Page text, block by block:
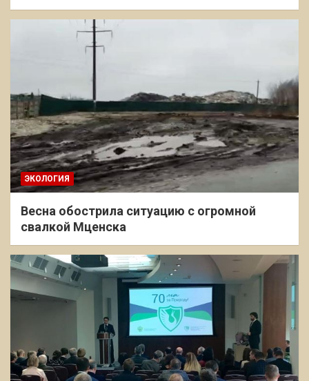
ЭКОЛОГИЯ
Весна обострила ситуацию с огромной
свалкой Мценска